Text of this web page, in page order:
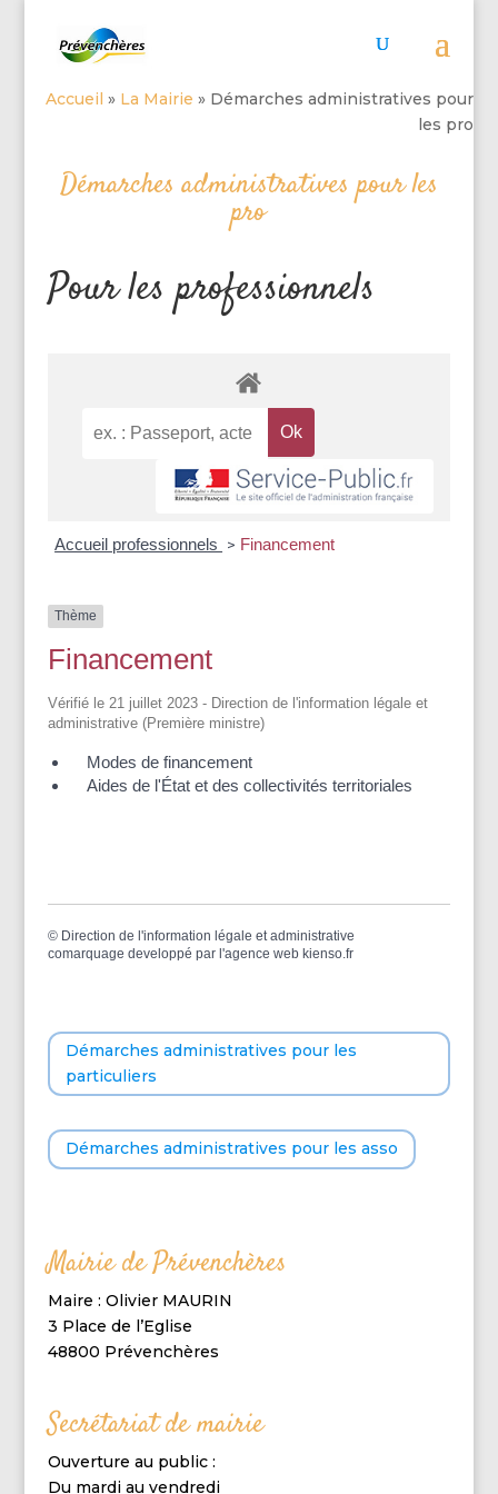
Accueil » La Mairie » Démarches administratives pour
les pro
Démarches administratives pour les
pro
Pour les professionnels
Accueil professionnels > Financement
Thème
Financement
Vérifié le 21 juillet 2023 - Direction de l'information légale et
administrative (Première ministre)
Modes de financement
Aides de l'État et des collectivités territoriales
© Direction de l'information légale et administrative
comarquage developpé par l'agence web kienso.fr
Démarches administratives pour les
particuliers
Démarches administratives pour les asso
Mairie de Prévenchères
Maire : Olivier MAURIN
3 Place de l’Eglise
48800 Prévenchères
Secrétariat de mairie
Ouverture au public :
Du mardi au vendredi